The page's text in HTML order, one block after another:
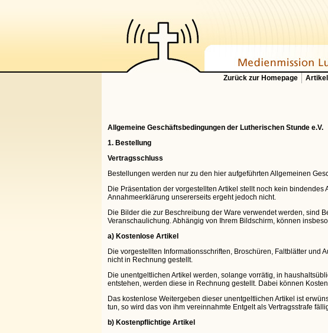
Zurück zur Homepage Artikel
Allgemeine Geschäftsbedingungen der Lutherischen Stunde e.V.
1. Bestellung
Vertragsschluss
Bestellungen werden nur zu den hier aufgeführten Allgemeinen
Die Präsentation der vorgestellten Artikel stellt noch kein
Annahmeerklärung unsererseits ergeht jedoch nicht.
Die Bilder die zur Beschreibung der Ware verwendet werden, sind
Veranschaulichung. Abhängig von Ihrem Bildschirm, können
a) Kostenlose Artikel
Die vorgestellten Informationsschriften, Broschüren, Faltblätter
nicht in Rechnung gestellt.
Die unentgeltlichen Artikel werden, solange vorrätig, in
entstehen, werden diese in Rechnung gestellt. Dabei können
Das kostenlose Weitergeben dieser unentgeltlichen Artikel ist
tun, so wird das von ihm vereinnahmte Entgelt als Vertragsstrafe
b) Kostenpflichtige Artikel